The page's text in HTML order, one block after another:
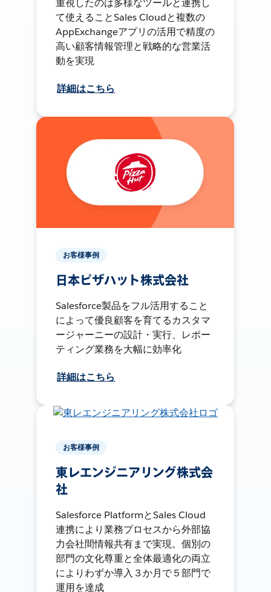
重視したのは多様なツールと連携し
て使えることSales Cloudと複数の
AppExchangeアプリの活用で精度の
高い顧客情報管理と戦略的な営業活
動を実現
詳細はこちら
お客様事例
日本ピザハット株式会社
Salesforce製品をフル活用すること
によって優良顧客を育てるカスタマ
ージャーニーの設計・実行、レポー
ティング業務を大幅に効率化
詳細はこちら
お客様事例
東レエンジニアリング株式会
社
Salesforce PlatformとSales Cloud
連携により業務プロセスから外部協
力会社間情報共有まで実現。個別の
部門の文化尊重と全体最適化の両立
によりわずか導入３か月で５部門で
運用を達成